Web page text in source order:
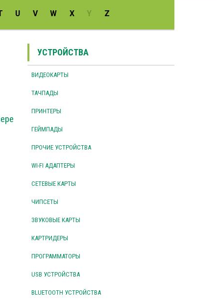
U V W X Y Z
УСТРОЙСТВА
ВИДЕОКАРТЫ
ТАЧПАДЫ
ПРИНТЕРЫ
ГЕЙМПАДЫ
ПРОЧИЕ УСТРОЙСТВА
WI-FI АДАПТЕРЫ
СЕТЕВЫЕ КАРТЫ
ЧИПСЕТЫ
ЗВУКОВЫЕ КАРТЫ
КАРТРИДЕРЫ
ПРОГРАММАТОРЫ
USB УСТРОЙСТВА
BLUETOOTH УСТРОЙСТВА